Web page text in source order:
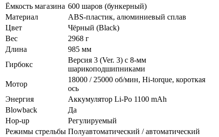
Ёмкость магазина 600 шаров (бункерный)
Материал
ABS-пластик, алюминиевый сплав
Цвет
Чёрный (Black)
Вес
2968 г
Длина
985 мм
Гирбокс
Версия 3 (Ver. 3) с 8-мм
шарикоподшипниками
Мотор
18000 / 25000 об/мин, Hi‑torque, короткая
ось
Энергия
Аккумулятор Li-Po 1100 mAh
Blowback
Да
Hop-up
Регулируемый
Режимы стрельбы Полуавтоматический / автоматический